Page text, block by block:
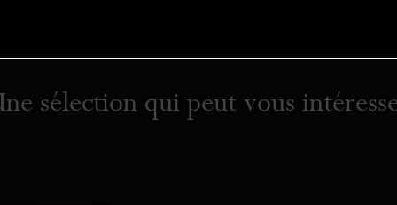
sélection qui peut vous